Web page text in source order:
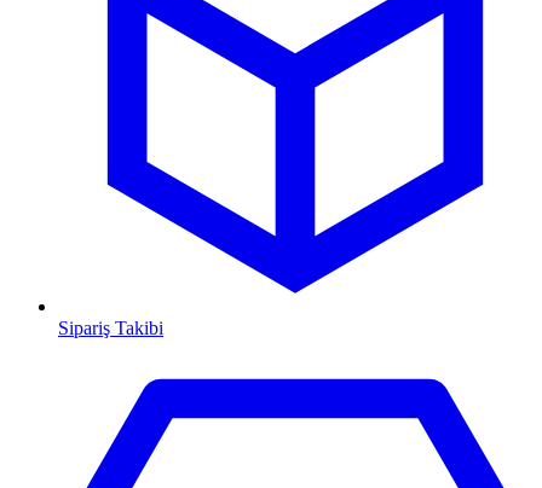
Sipariş Takibi